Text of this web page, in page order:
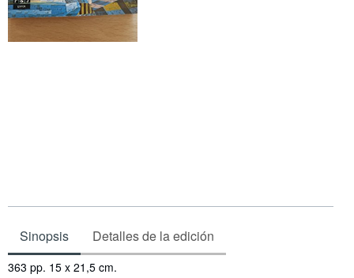
Sinopsis Detalles de la edición
Sinopsis
363 pp. 15 x 21,5 cm.